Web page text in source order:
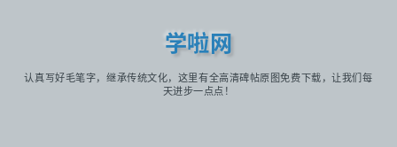
学啦网
认真写好毛笔字，继承传统文化，这里有全高清碑帖原图免费下载，让我们每
天进步一点点！